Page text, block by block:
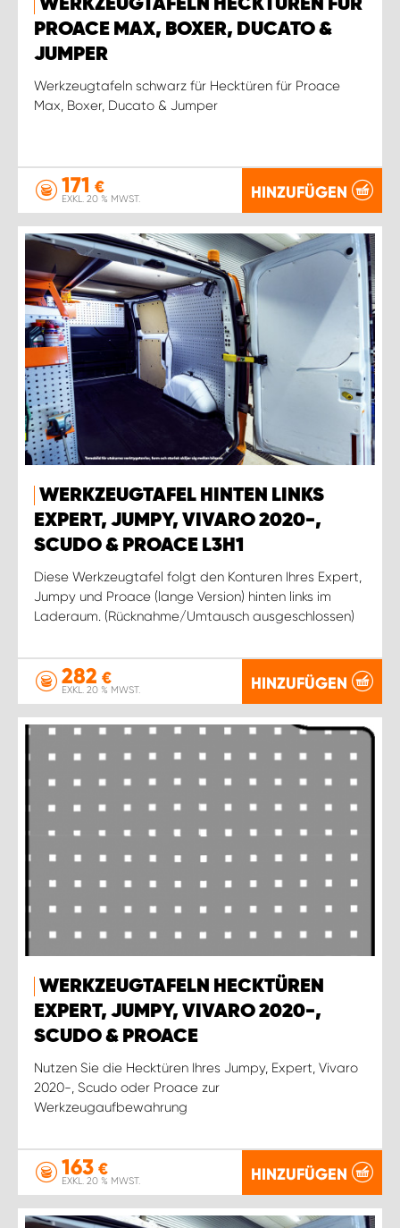
WERKZEUGTAFELN HECKTÜREN FÜR
PROACE MAX, BOXER, DUCATO &
JUMPER
Werkzeugtafeln schwarz für Hecktüren für Proace
Max, Boxer, Ducato & Jumper
171 €
EXKL. 20 % MWST. HINZUFÜGEN
WERKZEUGTAFEL HINTEN LINKS
EXPERT, JUMPY, VIVARO 2020-,
SCUDO & PROACE L3H1
Diese Werkzeugtafel folgt den Konturen Ihres Expert,
Jumpy und Proace (lange Version) hinten links im
Laderaum. (Rücknahme/Umtausch ausgeschlossen)
282 €
EXKL. 20 % MWST. HINZUFÜGEN
WERKZEUGTAFELN HECKTÜREN
EXPERT, JUMPY, VIVARO 2020-,
SCUDO & PROACE
Nutzen Sie die Hecktüren Ihres Jumpy, Expert, Vivaro
2020-, Scudo oder Proace zur
Werkzeugaufbewahrung
163 €
EXKL. 20 % MWST. HINZUFÜGEN